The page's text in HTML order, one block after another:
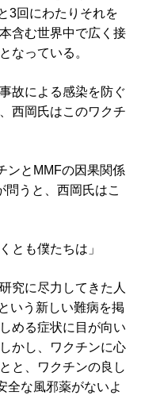
3回にわたりそれを
含む世界中で広く接
なっている。
故による感染を防ぐ
西岡氏はこのワクチ
ンとMMFの因果関係
うと、西岡氏はこ
とも僕たちは」
究に尽力してきた人
いう新しい難病を掲
める症状に目が向い
かし、ワクチンに心
と、ワクチンの良し
全な風邪薬がないよ